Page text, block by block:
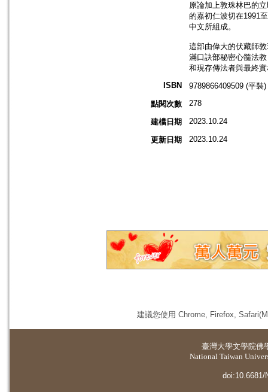
原論加上敦珠林巴的
的嘉初仁波切在1991
中文所組成。
這部由偉大的伏藏師
滿口訣部秘密心髓法
和現存傳法者與最終
ISBN
9789866409509 (平裝)
點閱次數
278
建檔日期 2023.10.24
更新日期 2023.10.24
建議您使用 Chrome, Firefox,
臺灣大學文學院佛
National Taiwan
doi:10.6681/